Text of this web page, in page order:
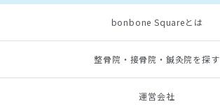
bonbone Squareとは
整骨院・接骨院・鍼灸院を探す
運営会社